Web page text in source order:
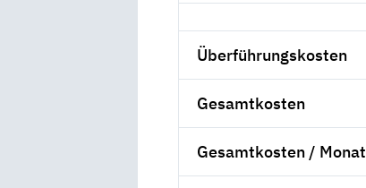
Überführungskosten
Gesamtkosten
Gesamtkosten / Monat